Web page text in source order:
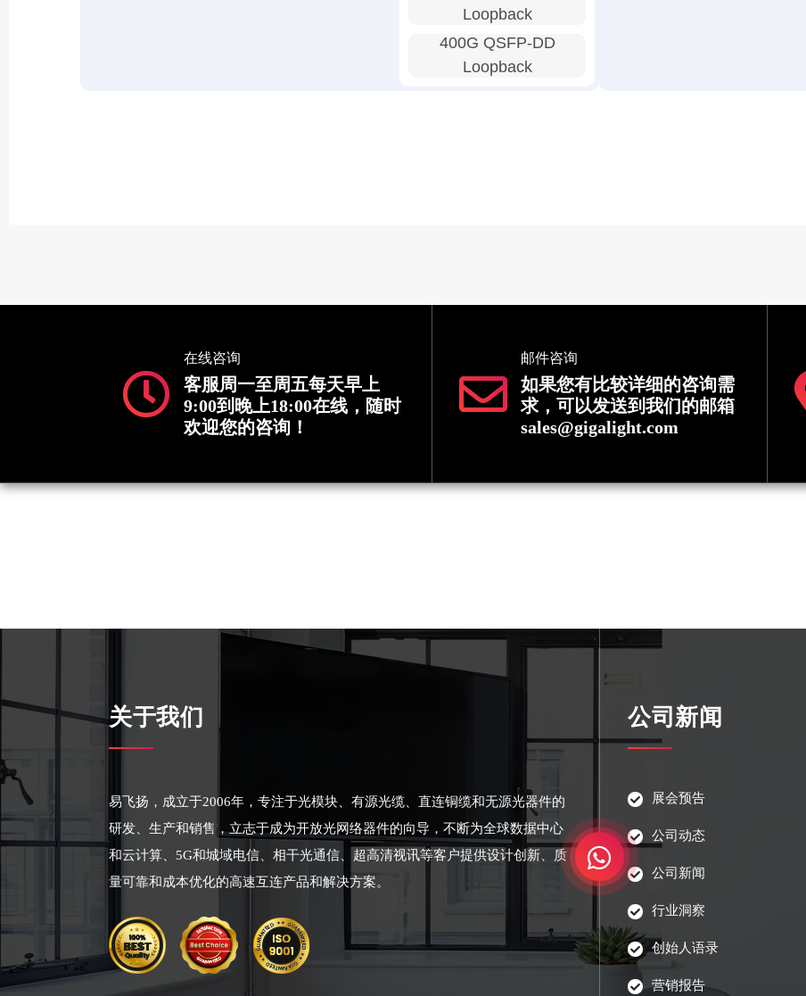
Loopback
400G QSFP-DD
Loopback
在线咨询
客服周一至周五每天早上
9:00到晚上18:00在线，随时
欢迎您的咨询！
邮件咨询
如果您有比较详细的咨询需
求，可以发送到我们的邮箱
sales@gigalight.com
关于我们
易飞扬，成立于2006年，专注于光模块、有源光缆、直连铜缆和无源光器件的
研发、生产和销售，立志于成为开放光网络器件的向导，不断为全球数据中心
和云计算、5G和城域电信、相干光通信、超高清视讯等客户提供设计创新、质
量可靠和成本优化的高速互连产品和解决方案。
公司新闻
展会预告
公司动态
公司新闻
行业洞察
创始人语录
营销报告